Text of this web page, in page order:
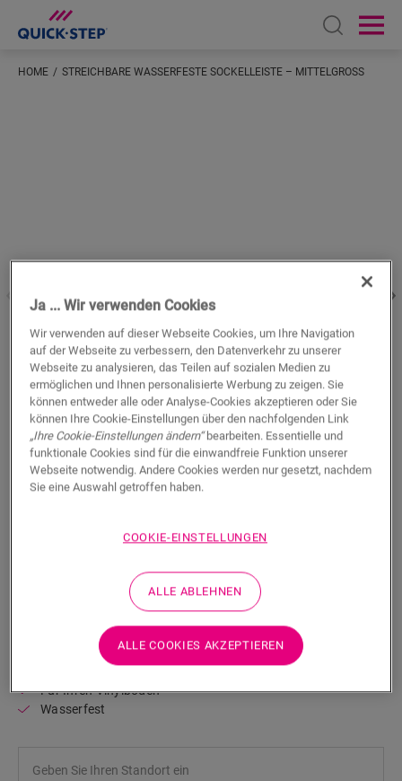
Open
HOME STREICHBARE WASSERFESTE SOCKELLEISTE – MITTELGROSS
Sockelleiste – mittelgroß
MITTELGROSSE STREICHBARE UND WASSERFESTE SOCKELLEISTE
Schönes Finish
Für Ihren Laminatboden
Für Ihren Vinylboden
Wasserfest
Ja ... Wir verwenden Cookies
Wir verwenden auf dieser Webseite Cookies, um Ihre Navigation
auf der Webseite zu verbessern, den Datenverkehr zu unserer
Webseite zu analysieren, das Teilen auf sozialen Medien zu
ermöglichen und Ihnen personalisierte Werbung zu zeigen. Sie
können entweder alle oder Analyse-Cookies akzeptieren oder Sie
können Ihre Cookie-Einstellungen über den nachfolgenden Link
„Ihre Cookie-Einstellungen ändern“bearbeiten. Essentielle und
funktionale Cookies sind für die einwandfreie Funktion unserer
Webseite notwendig. Andere Cookies werden nur gesetzt, nachdem
Sie eine Auswahl getroffen haben.
COOKIE-EINSTELLUNGEN
ALLE ABLEHNEN
ALLE COOKIES AKZEPTIEREN